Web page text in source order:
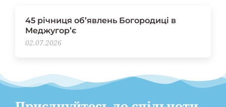
45 річниця об’явлень Богородиці в
Меджугор’є
02.07.2026